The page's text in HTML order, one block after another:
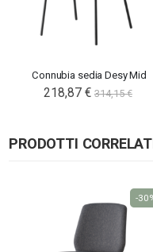
Connubia sedia Desy Mid
218,87 € 314,15 €
PRODOTTI
-